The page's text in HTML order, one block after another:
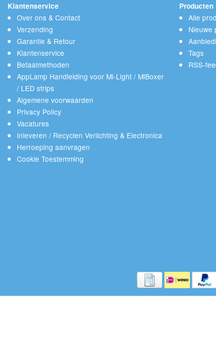
Klantenservice
Over ons & Contact
Verzending
Garantie & Retour
Klantenservice
Betaalmethoden
AppLamp Handleiding voor Mi-Light / MiBoxer
/ LED strips
Algemene voorwaarden
Privacy Policy
Vacatures
Inleveren / Recyclen Verlichting & Electronica
Herroeping aanvragen
Cookie Toestemming
Producten
Alle
Nieuwe
Tags
RSS-